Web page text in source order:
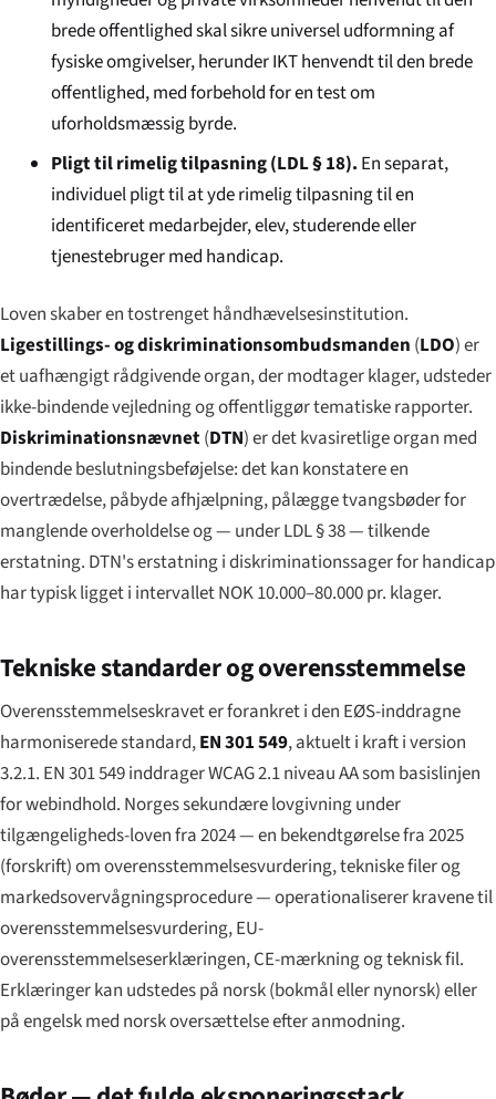
brede offentlighed skal sikre universel udformning af
fysiske omgivelser, herunder IKT henvendt til den brede
offentlighed, med forbehold for en test om
uforholdsmæssig byrde.
Pligt til rimelig tilpasning (LDL § 18). En separat,
individuel pligt til at yde rimelig tilpasning til en
identificeret medarbejder, elev, studerende eller
tjenestebruger med handicap.
Loven skaber en tostrenget håndhævelsesinstitution.
Ligestillings- og diskriminationsombudsmanden (LDO) er
et uafhængigt rådgivende organ, der modtager klager, udsteder
ikke-bindende vejledning og offentliggør tematiske rapporter.
Diskriminationsnævnet(DTN) er det kvasiretlige organ med
bindende beslutningsbeføjelse: det kan konstatere en
overtrædelse, påbyde afhjælpning, pålægge tvangsbøder for
manglende overholdelse og — under LDL § 38 — tilkende
erstatning. DTN's erstatning i diskriminationssager for handicap
har typisk ligget i intervallet NOK 10.000–80.000 pr. klager.
Tekniske standarder og overensstemmelse
Overensstemmelseskravet er forankret i den EØS-inddragne
harmoniserede standard,EN 301 549, aktuelt i kraft i version
3.2.1. EN 301 549 inddrager WCAG 2.1 niveau AA som basislinjen
for webindhold. Norges sekundære lovgivning under
tilgængeligheds-loven fra 2024 — en bekendtgørelse fra 2025
(forskrift) om overensstemmelsesvurdering, tekniske filer og
markedsovervågningsprocedure — operationaliserer kravene til
overensstemmelsesvurdering, EU-
overensstemmelseserklæringen, CE-mærkning og teknisk fil.
Erklæringer kan udstedes på norsk (bokmål eller nynorsk) eller
på engelsk med norsk oversættelse efter anmodning.